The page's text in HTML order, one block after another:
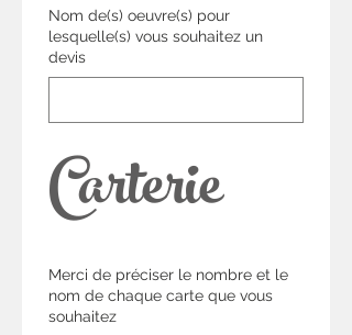
Nom de(s) oeuvre(s) pour
lesquelle(s) vous souhaitez un
devis
Carterie
Merci de préciser le nombre et le
nom de chaque carte que vous
souhaitez